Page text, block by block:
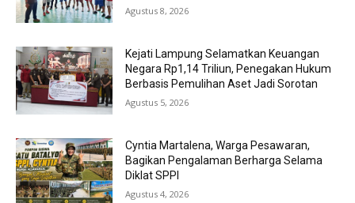
Agustus 8, 2026
Kejati Lampung Selamatkan Keuangan
Negara Rp1,14 Triliun, Penegakan Hukum
Berbasis Pemulihan Aset Jadi Sorotan
Agustus 5, 2026
Cyntia Martalena, Warga Pesawaran,
Bagikan Pengalaman Berharga Selama
Diklat SPPI
Agustus 4, 2026